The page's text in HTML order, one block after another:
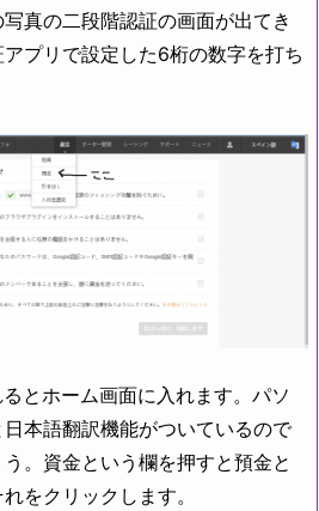
真の二段階認証の画面が出てき
プリで設定した6桁の数字を打ち
とホーム画面に入れます。パソ
本語翻訳機能がついているので
。資金という欄を押すと預金と
をクリックします。